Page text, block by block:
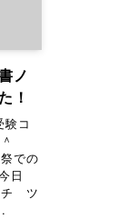
ノ
！
コ
＾
での
日
チ ツ